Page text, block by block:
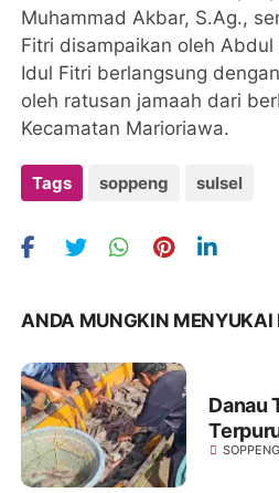
Muhammad Akbar, S.Ag.,
Fitri disampaikan oleh Abdul
Idul Fitri berlangsung
oleh ratusan jamaah dari
Kecamatan Marioriawa.
Tags soppeng sulsel
ANDA MUNGKIN MENYUKAI
Danau
SOPPENG